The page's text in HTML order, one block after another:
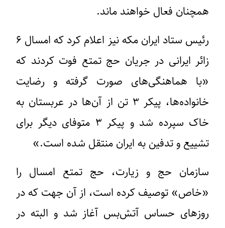
همچنان فعال خواهند ماند.
رئیس ستاد ایران مکه نیز اعلام کرد که
امسال ۶
زائر ایرانی در جریان حج تمتع فوت کردند که
«با هماهنگی‌های صورت گرفته و رضایت
خانواده‌ها، پیکر ۳ تن از آن‌ها در عربستان به
خاک سپرده شد و پیکر ۳ متوفای دیگر برای
تشییع و تدفین به ایران منتقل شده است.»
سازمان حج و زیارت، حج تمتع امسال را
«خاص» توصیف کرده‌ است، از آن جهت که در
روزهای حساس آتش‌بس آغاز شد و البته در